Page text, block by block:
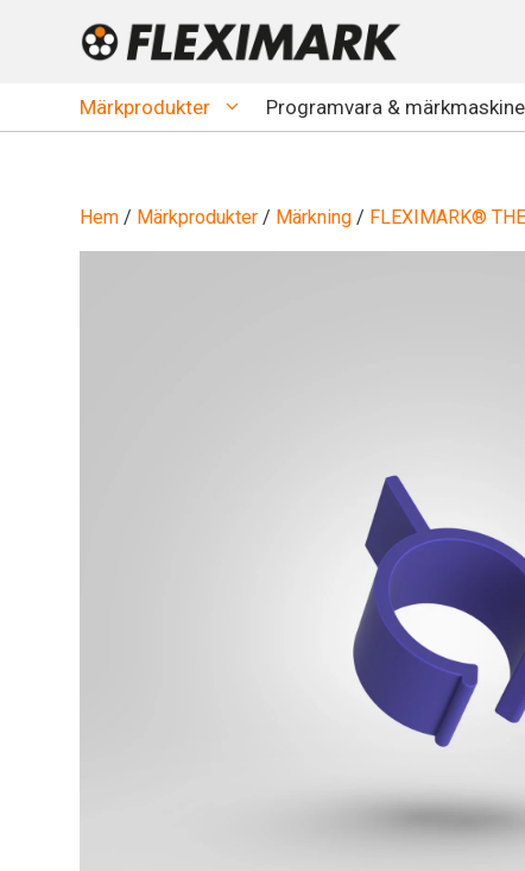
Märkprodukter Programvara &
Hem / Märkprodukter / Märkning / FLEXIMARK®